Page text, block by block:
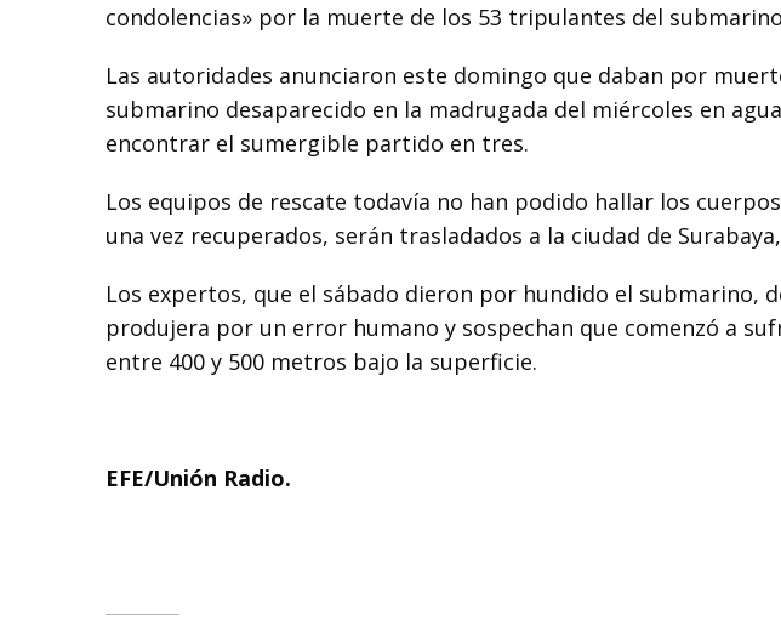
condolencias» por la muerte de los 53 tripulantes del
Las autoridades anunciaron este domingo que daban por
submarino desaparecido en la madrugada del miércoles en
encontrar el sumergible partido en tres.
Los equipos de rescate todavía no han podido hallar los
una vez recuperados, serán trasladados a la ciudad de
Los expertos, que el sábado dieron por hundido el submarino,
produjera por un error humano y sospechan que comenzó a
entre 400 y 500 metros bajo la superficie.
EFE/Unión Radio.